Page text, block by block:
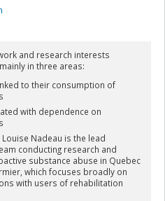
and research interests
in three areas:
to their consumption of
with dependence on
Nadeau is the lead
conducting research and
substance abuse in Quebec
which focuses broadly on
with users of rehabilitation